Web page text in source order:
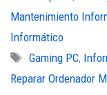
Mantenimiento
Informático
Etiquetas
Gaming PC,
Reparar Ordenador